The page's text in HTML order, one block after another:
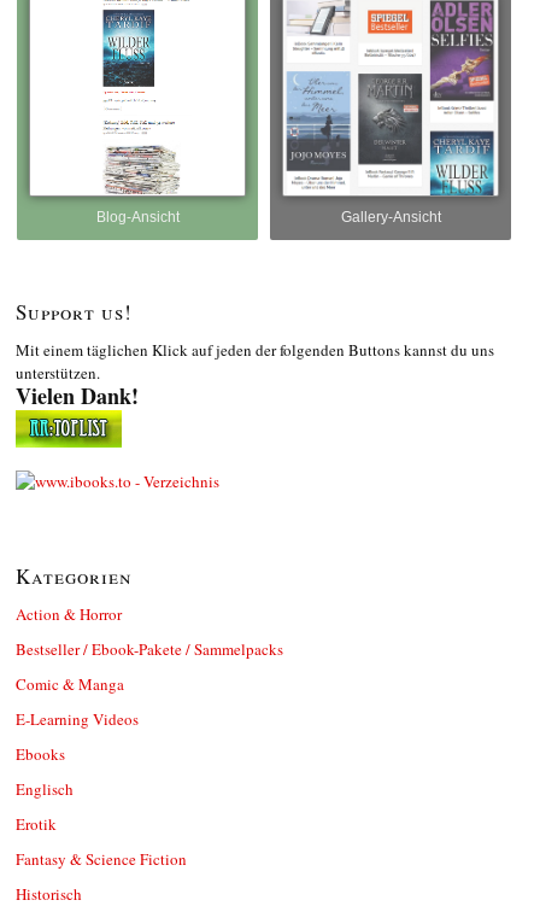
Blog-Ansicht Gallery-Ansicht
Support us!
Mit einem täglichen Klick auf jeden der folgenden Buttons kannst du uns
unterstützen.
Vielen Dank!
Kategorien
Action & Horror
Bestseller / Ebook-Pakete / Sammelpacks
Comic & Manga
E-Learning Videos
Ebooks
Englisch
Erotik
Fantasy & Science Fiction
Historisch